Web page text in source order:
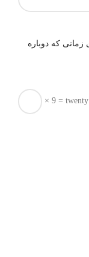
که دوباره
× 9 =